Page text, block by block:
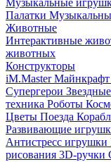
Музыкальные
Палатки
Животные
Интерактивные
животных
Конструкторы
iM.Master Майнкрафт
Супергерои
техника Роботы
Цветы Поезда
Развивающие
Антистресс игрушки
рисования 3D-ручки